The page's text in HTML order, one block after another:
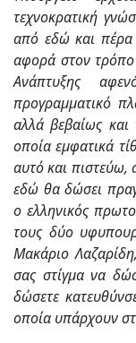
τεχνοκρατική
από εδώ και πέρα
αφορά στον τρόπο
Ανάπτυξης
προγραμματικό
αλλά βεβαίως και
οποία εμφατικά
αυτό και πιστεύω,
εδώ θα δώσει
ο ελληνικός
τους δύο
Μακάριο
σας στίγμα να
δώσετε
οποία υπάρχουν